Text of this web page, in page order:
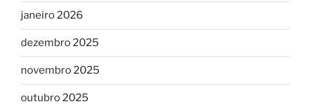
janeiro 2026
dezembro 2025
novembro 2025
outubro 2025